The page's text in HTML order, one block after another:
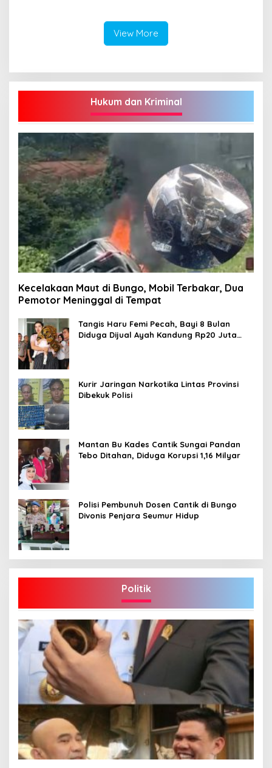
View More
Hukum dan Kriminal
Kecelakaan Maut di Bungo, Mobil Terbakar, Dua
Pemotor Meninggal di Tempat
Tangis Haru Femi Pecah, Bayi 8 Bulan
Diduga Dijual Ayah Kandung Rp20 Juta
Kurir Jaringan Narkotika Lintas Provinsi
Dibekuk Polisi
Mantan Bu Kades Cantik Sungai Pandan
Tebo Ditahan, Diduga Korupsi 1,16 Milyar
Polisi Pembunuh Dosen Cantik di Bungo
Divonis Penjara Seumur Hidup
Politik